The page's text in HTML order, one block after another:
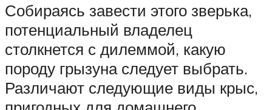
Собираясь завести этого зверька,
потенциальный владелец
столкнется с дилеммой, какую
породу грызуна следует выбрать.
Различают следующие виды крыс,